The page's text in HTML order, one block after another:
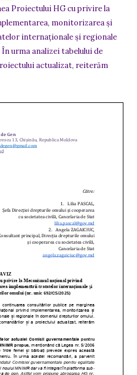
Proiectului HG cu privire la
monitorizarea și
internaționale și regionale
urma analizei tabelului de
actualizat, reiterăm